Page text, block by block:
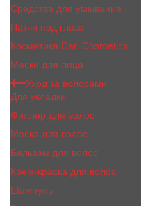
Средства для умывания
Патчи под глаза
Косметика Dari Cosmetics
Маски для лица
Уход за волосами
Для укладки
Филлер для волос
Маска для волос
Бальзам для волос
Крем-краска для волос
Шампунь